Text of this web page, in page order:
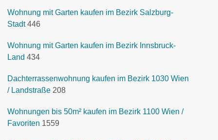
Wohnung mit Garten kaufen im Bezirk Salzburg-
Stadt 446
Wohnung mit Garten kaufen im Bezirk Innsbruck-
Land 434
Dachterrassenwohnung kaufen im Bezirk 1030 Wien
/ Landstraße 208
Wohnungen bis 50m² kaufen im Bezirk 1100 Wien /
Favoriten 1559